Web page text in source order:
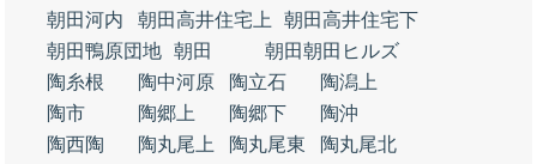
朝田河内
朝田高井住宅上
朝田高井住宅下
朝田鴨原団地 朝田
朝田朝田ヒルズ
陶糸根
陶中河原 陶立石
陶潟上
陶市
陶郷上 陶郷下
陶沖
陶西陶
陶丸尾上 陶丸尾東
陶丸尾北